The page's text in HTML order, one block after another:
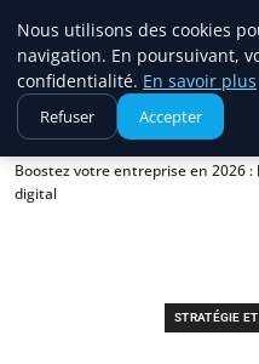
Cabinet Chasseur
Boostez votre entreprise en 2026
digital
STRATÉGIE
Nous utilisons des cookies
navigation. En poursuivant,
confidentialité. En savoir plus
Refuser Accepter